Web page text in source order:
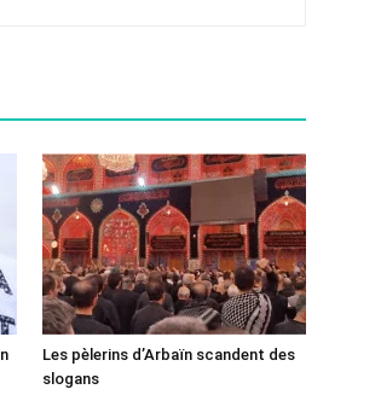
Les pèlerins d’Arbaïn scandent des
slogans